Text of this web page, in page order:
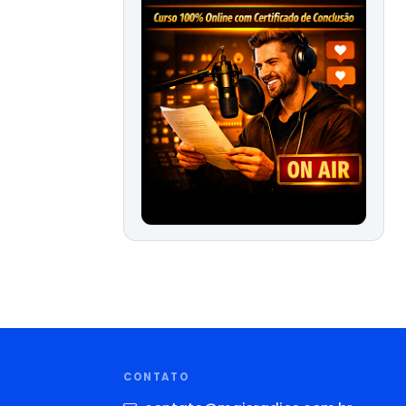
CONTATO